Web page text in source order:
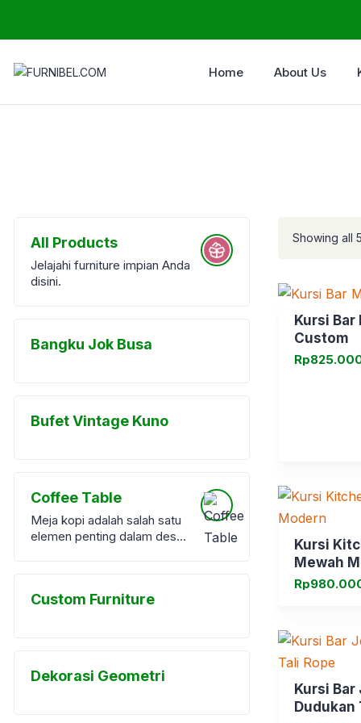
Home About Us
All Products
Jelajahi furniture impian Anda
disini.
Bangku Jok Busa
Bufet Vintage Kuno
Coffee Table
Meja kopi adalah salah satu
elemen penting dalam desain
meja kopi memiliki peran
href="https://furnibel.com/pr
Custom Furniture
Dekorasi Geometri
Showing all
Kursi
Custom
Rp
Kursi
Mewah
Rp
Kursi
Dudukan